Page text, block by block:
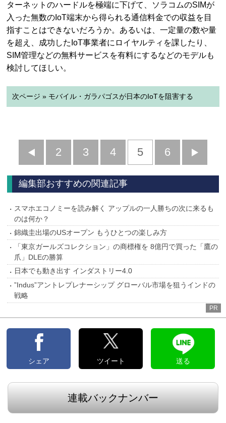
ターネットのハードルを極端に下げて、ソラコムのSIMが
入った無数のIoT端末から得られる通信料金での収益を目
指すことはできないだろうか。あるいは、一定量の数や量
を超え、成功したIoT事業者にロイヤルティを課したり、
SIM管理などの無料サービスを有料にするなどのモデルも
検討してほしい。
次ページ » モバイル・ガラパゴスが日本のIoTを阻害する
前
へ
2 3 4 5 6
へ
編集部おすすめの関連記事
スマホエコノミーを読み解く アップルの一人勝ちの次に来るも
のは何か？
錦織圭出場のUSオープン もうひとつの楽しみ方
「東京ガールズコレクション」の商標権を 8億円で買った「鷹の
爪」DLEの勝算
日本でも動き出す インダストリー4.0
”Indus”アントレプレナーシップ グローバル市場を狙うインドの
戦略
PR
シェア ツイート 送る
連載バックナンバー